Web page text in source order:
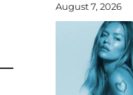
August 7, 2026